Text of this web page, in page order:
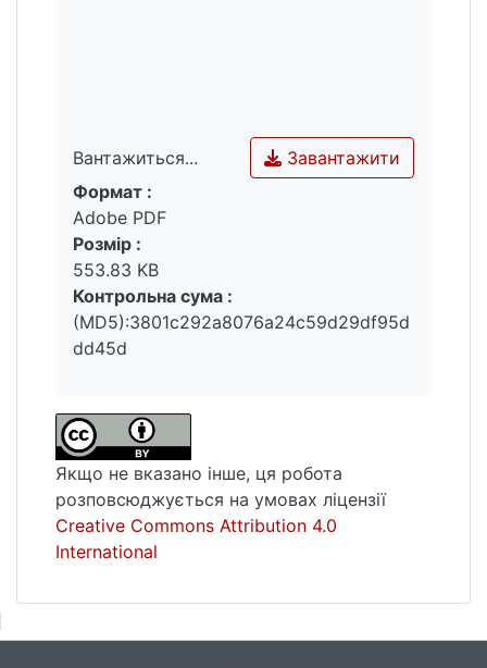
Вантажиться...
Вантажиться...
Завантажити
Формат :
Adobe PDF
Розмір :
553.83 KB
Контрольна сума :
(MD5):3801c292a8076a24c59d29df95d
dd45d
Якщо не вказано інше, ця робота
розповсюджується на умовах ліцензії
Creative Commons Attribution 4.0
International